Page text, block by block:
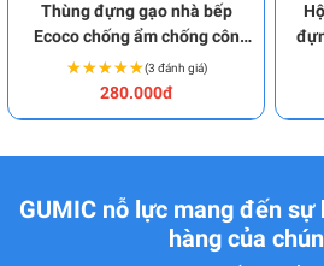
Thùng đựng gạo nhà bếp
Ecoco chống ẩm chống côn
trùng BA2030
★★★★★
★★★★★(3 đánh giá)
280.000đ
GUMIC nỗ lực mang đến
hàng của